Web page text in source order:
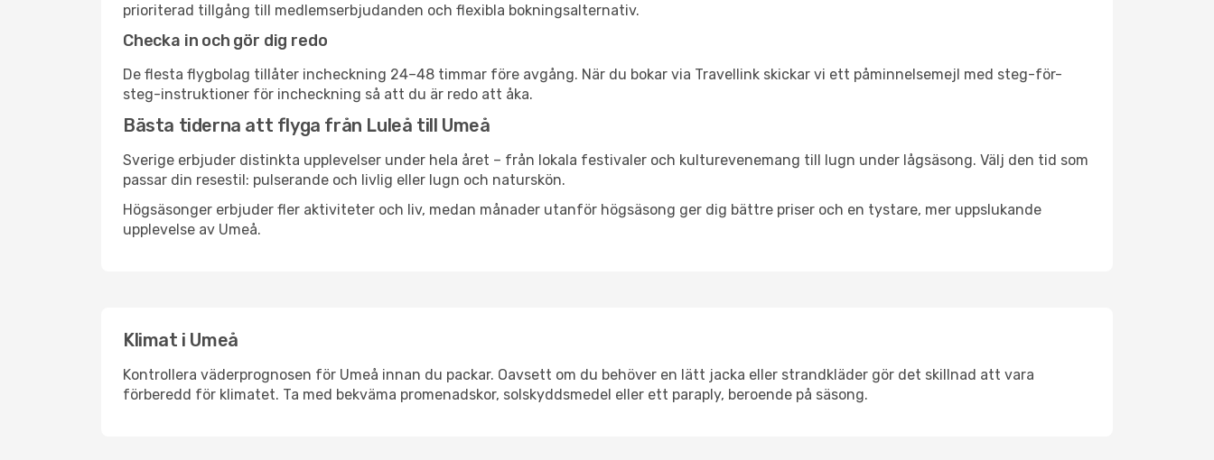
prioriterad tillgång till medlemserbjudanden och flexibla bokningsalternativ.
Checka in och gör dig redo
De flesta flygbolag tillåter incheckning 24–48 timmar före avgång. När du bokar via Travellink skickar vi ett påminnelsemejl med steg-för-
steg-instruktioner för incheckning så att du är redo att åka.
Bästa tiderna att flyga från Luleå till Umeå
Sverige erbjuder distinkta upplevelser under hela året – från lokala festivaler och kulturevenemang till lugn under lågsäsong. Välj den tid som
passar din resestil: pulserande och livlig eller lugn och naturskön.
Högsäsonger erbjuder fler aktiviteter och liv, medan månader utanför högsäsong ger dig bättre priser och en tystare, mer uppslukande
upplevelse av Umeå.
Klimat i Umeå
Kontrollera väderprognosen för Umeå innan du packar. Oavsett om du behöver en lätt jacka eller strandkläder gör det skillnad att vara
förberedd för klimatet. Ta med bekväma promenadskor, solskyddsmedel eller ett paraply, beroende på säsong.